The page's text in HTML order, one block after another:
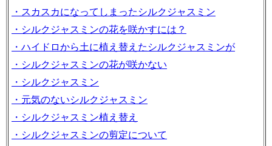
・スカスカになってしまったシルクジャスミン
・シルクジャスミンの花を咲かすには？
・ハイドロから土に植え替えたシルクジャスミンが
・シルクジャスミンの花が咲かない
・シルクジャスミン
・元気のないシルクジャスミン
・シルクジャスミン植え替え
・シルクジャスミンの剪定について